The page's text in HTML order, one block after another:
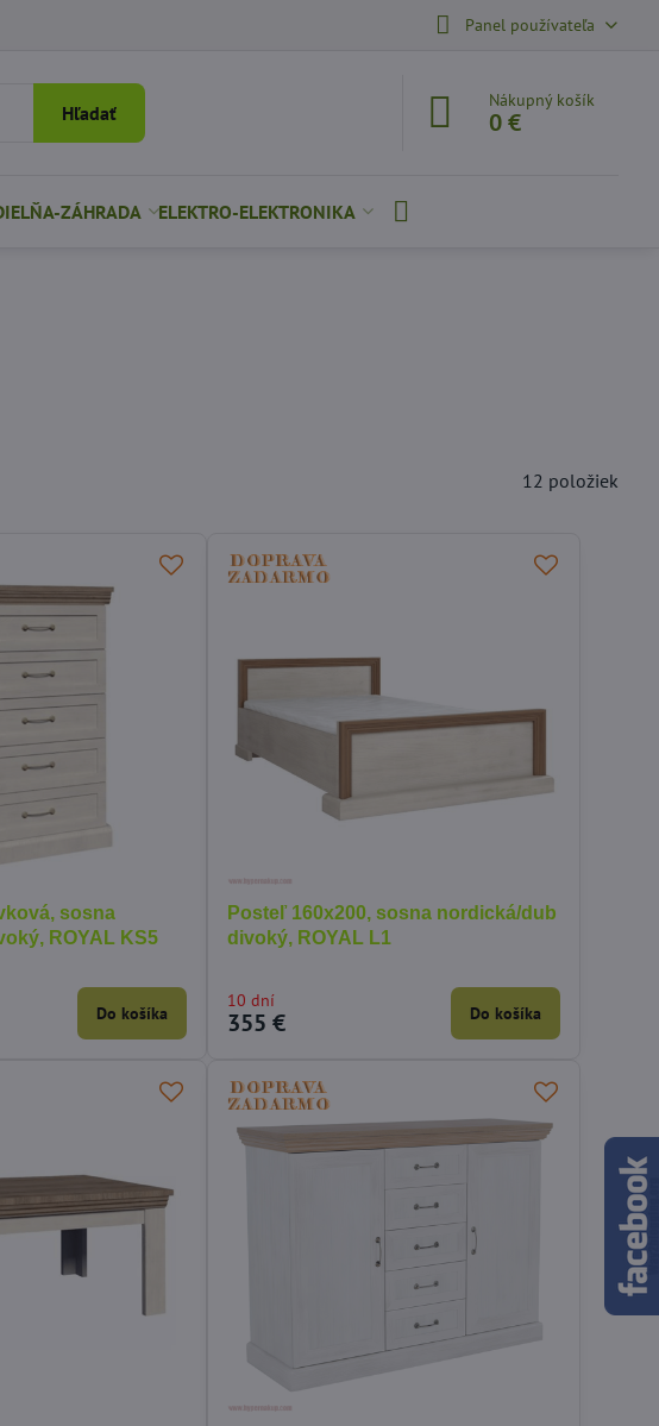
Panel používateľa
Hľadať
Nákupný košík
0 €
ZÁHRADA ELEKTRO-ELEKTRONIKA
12 položiek
sosna
ROYAL KS5
Do košíka
Posteľ 160x200, sosna nordická/dub
divoký, ROYAL L1
10 dní
355 € Do košíka